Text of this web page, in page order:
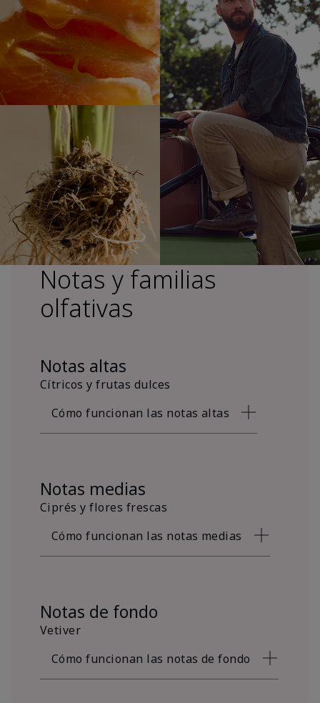
Notas y familias
olfativas
Notas altas
Cítricos y frutas dulces
Cómo funcionan las notas altas
Notas medias
Ciprés y flores frescas
Cómo funcionan las notas medias
Notas de fondo
Vetiver
Cómo funcionan las notas de fondo